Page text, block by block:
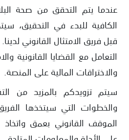
عندما يتم التحقق من صحة
الكافية للبدء في التحقيق،
قبل فريق الامتثال القانوني
التعامل مع القضايا القانونية
والاختراقات المالية على المنصة.
سيتم تزويدكم بالمزيد من
والخطوات التي سيتخذها
الموقف القانوني بعمق واتخاذ